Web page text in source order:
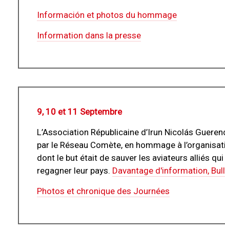
Información et photos du hommage
Information dans la presse
9, 10 et 11 Septembre
L’Association Républicaine d’Irun Nicolás
par le Réseau Comète, en hommage à
dont le but était de sauver les aviateurs alliés
regagner leur pays. Davantage d'information,
Photos et chronique des Journées